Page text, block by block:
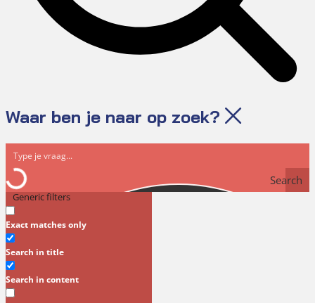
Waar ben je naar op zoek?
Search
Generic filters
Exact matches only
Search in title
Search in content